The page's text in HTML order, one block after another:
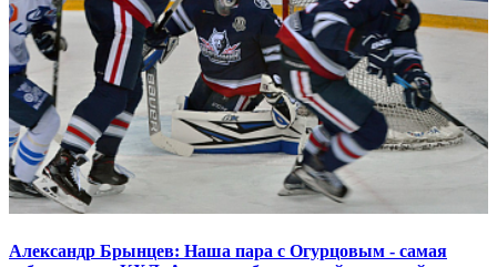
Александр Брынцев: Наша пара с Огурцовым - самая